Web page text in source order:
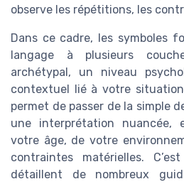
observe les répétitions, les
Dans ce cadre, les symboles
langage à plusieurs
archétypal, un niveau
contextuel lié à votre
permet de passer de la simple
une interprétation nuancée,
votre âge, de votre
contraintes matérielles.
détaillent de nombreux